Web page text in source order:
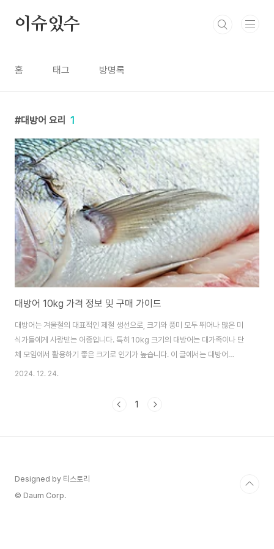
이슈있수
홈 태그 방명록
대방어 요리 1
대방어 10kg 가격 정보 및 구매 가이드
대방어는 겨울철의 대표적인 제철 생선으로, 크기와 풍미 모두 뛰어나 많은 미
식가들에게 사랑받는 어종입니다. 특히 10kg 크기의 대방어는 대가족이나 단
체 모임에서 활용하기 좋은 크기로 인기가 높습니다. 이 글에서는 대방어
10kg의 최신 가격 정보와 구매 가이드, 요리법까지 상세하게 다뤄보겠습니
인에 따라 변동이 있습니다. 아래는 최근 확인된 10kg 대방어의 평균적인 가
2024. 12. 24.
1
Designed by 티스토리
© Daum Corp.